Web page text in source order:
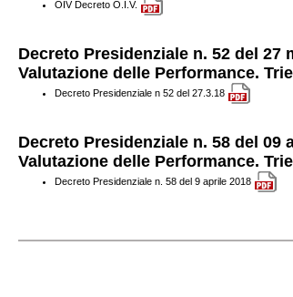
OIV Decreto O.I.V.
Decreto Presidenziale n. 52 del 27
Valutazione delle Performance.
Decreto Presidenziale n 52 del 27.3.18
Decreto Presidenziale n. 58 del
Valutazione delle Performance.
Decreto Presidenziale n. 58 del 9 aprile 2018